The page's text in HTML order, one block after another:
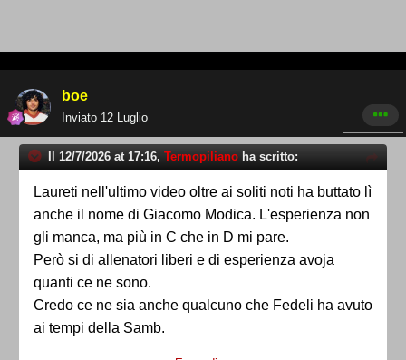
boe
Inviato 12 Luglio
Il 12/7/2026 at 17:16, Termopiliano ha scritto:
Laureti nell'ultimo video oltre ai soliti noti ha buttato lì
anche il nome di Giacomo Modica. L'esperienza non
gli manca, ma più in C che in D mi pare.
Però si di allenatori liberi e di esperienza avoja
quanti ce ne sono.
Credo ce ne sia anche qualcuno che Fedeli ha avuto
ai tempi della Samb.